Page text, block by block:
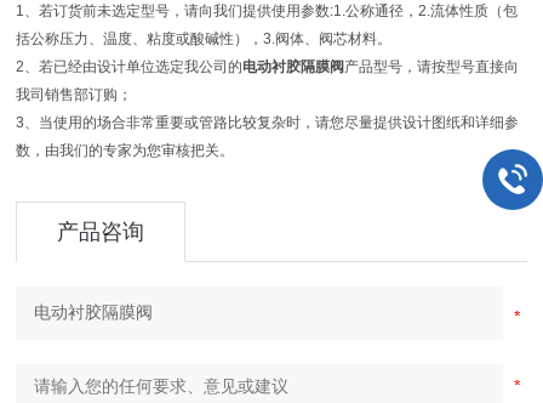
1
、若订货前未选定型号，请向我们提供使用参数:1.公称通径，2.流体性质（包
括公称压力、温度、粘度或酸碱性），3. 阀体、阀芯材料。
2
、若已经由设计单位选定我公司的电动衬胶隔膜阀产品型号，请按型号直接向
我司销售部订购；
3
、当使用的场合非常重要或管路比较复杂时，请您尽量提供设计图纸和详细参
数，由我们的专家为您审核把关。
产品咨询